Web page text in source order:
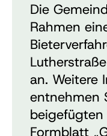
Die
Rahmen
an. Weitere
entnehmen
Formblatt